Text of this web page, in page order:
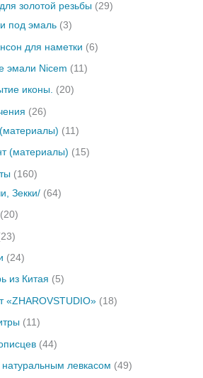
золотой резьбы
29
под эмаль 3
для наметки 6
эмали Nicem 11
иконы. 20
26
11
(материалы) 15
160
Зекки/ 64
20
23
24
из Китая 5
«ZHAROVSTUDIO» 18
11
44
левкасом 49